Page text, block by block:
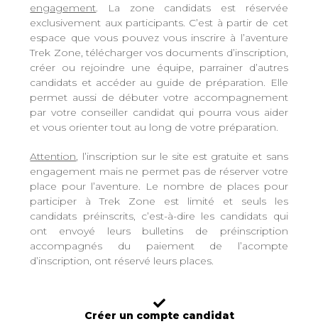
engagement. La zone candidats est réservée
exclusivement aux participants. C’est à partir de cet
espace que vous pouvez vous inscrire à l’aventure
Trek Zone, télécharger vos documents d’inscription,
créer ou rejoindre une équipe, parrainer d’autres
candidats et accéder au guide de préparation. Elle
permet aussi de débuter votre accompagnement
par votre conseiller candidat qui pourra vous aider
et vous orienter tout au long de votre préparation.
Attention, l’inscription sur le site est gratuite et sans
engagement mais ne permet pas de réserver votre
place pour l’aventure. Le nombre de places pour
participer à Trek Zone est limité et seuls les
candidats préinscrits, c’est-à-dire les candidats qui
ont envoyé leurs bulletins de préinscription
accompagnés du paiement de l’acompte
d’inscription, ont réservé leurs places.
Créer un compte candidat